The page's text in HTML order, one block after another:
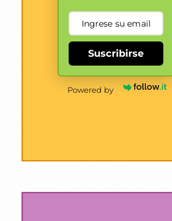
Suscribirse
Powered by